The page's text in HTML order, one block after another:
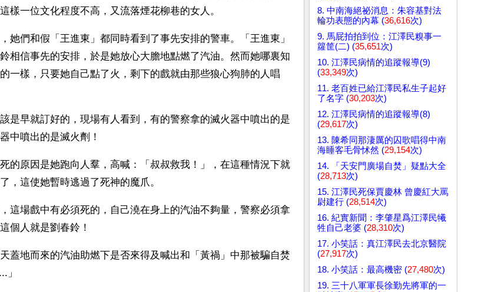
樣一位文化程度不高，又流落煙花柳巷的女人。
她們和假「王進東」都同時看到了事先安排的警車。「王進東」
相信事先的安排，於是她放心大膽地點燃了汽油。然而她哪裏知
一樣，只要她自己點了火，剩下的戲就由那些狼心狗肺的人唱
是早就訂好的，現場有人看到，有的警察拿的滅火器中噴出的是
中噴出的是滅火劑！
的原因是她跑向人羣，高喊：「叔叔救我！」，在這種情況下就
，這使她暫時逃過了死神的魔爪。
這場戲中有必須死的，自己澆在身上的汽油不夠量，警察必須拿
個人就是劉春鈴！
蓋地而來的汽油助燃下是否來得及喊出和「黃禍」中那被騙自焚
」
8. 中南海絕祕消息：朱容基對法
輪功表態的內幕 (36,616次)
9. 馬屁拍拍到位：江澤民糗事一
籮筐(二) (35,651次)
10. 江澤民病情的追蹤報導(9)
(33,349次)
11. 老百姓已給江澤民私生子起好
了名字 (30,203次)
12. 江澤民病情的追蹤報導(8)
(29,617次)
13. 陳希同那淒厲的囚歌唱得中南
海睡客毛骨怵然 (29,154次)
14. 「天安門廣場自焚」疑點大全
(28,713次)
15. 江澤民死保賈慶林 曾慶紅大罵
尉建行 (28,514次)
16. 紀實新聞：李肇星爲江澤民犧
牲自己老婆 (28,310次)
17. 小笑話：真江澤民去北京醫院
(27,917次)
18. 小笑話：最高機密 (27,480次)
19. 三十八軍軍長徐勤先將軍的一